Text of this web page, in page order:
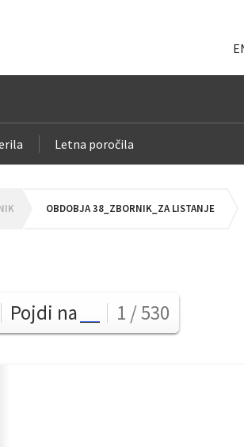
Letna poročila
OBDOBJA 38_ZBORNIK_ZA LISTANJE
Pojdi na 1 / 530